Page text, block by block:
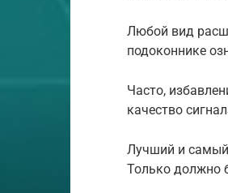
Любой вид
подоконнике
Часто,
качество
Лучший и самый
Только должно